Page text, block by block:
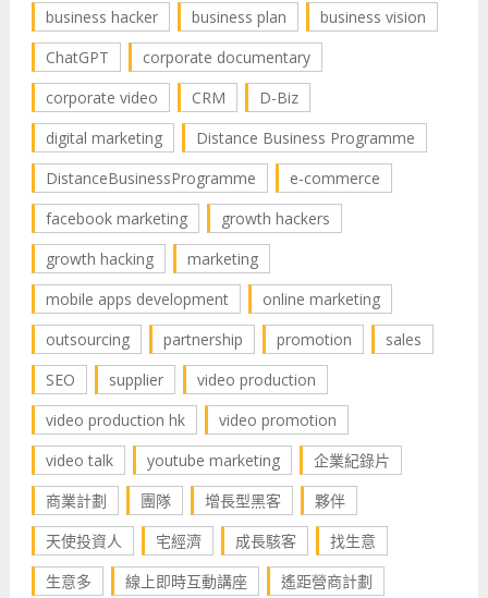
business hacker
business plan
business vision
ChatGPT
corporate documentary
corporate video
CRM
D-Biz
digital marketing
Distance Business Programme
DistanceBusinessProgramme
e-commerce
facebook marketing
growth hackers
growth hacking
marketing
mobile apps development
online marketing
outsourcing
partnership promotion
sales
SEO
supplier
video production
video production hk
video promotion
video talk
youtube marketing
企業紀錄片
商業計劃
團隊 增長型黑客
夥伴
天使投資人
宅經濟 成長駭客
找生意
生意多
線上即時互動講座 遙距營商計劃